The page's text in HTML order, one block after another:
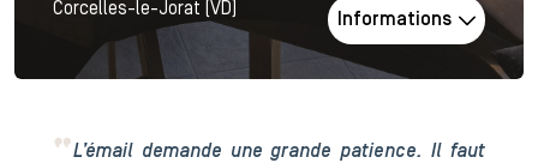
Corcelles-le-Jorat (VD)
Informations
L’émail demande une grande patience. Il faut